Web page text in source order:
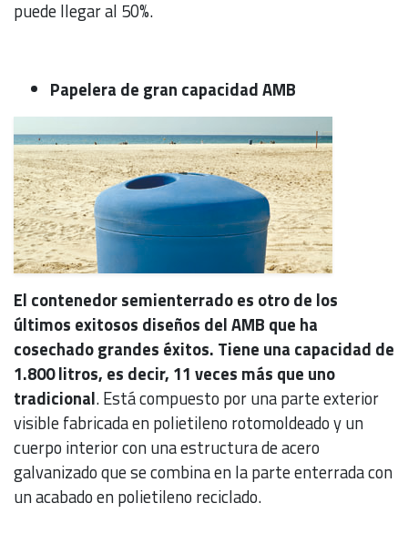
puede llegar al 50%.
Papelera de gran capacidad AMB
El contenedor semienterrado es otro de los
últimos exitosos diseños del AMB que ha
cosechado grandes éxitos. Tiene una capacidad de
1.800 litros, es decir, 11 veces más que uno
tradicional. Está compuesto por una parte exterior
visible fabricada en polietileno rotomoldeado y un
cuerpo interior con una estructura de acero
galvanizado que se combina en la parte enterrada con
un acabado en polietileno reciclado.